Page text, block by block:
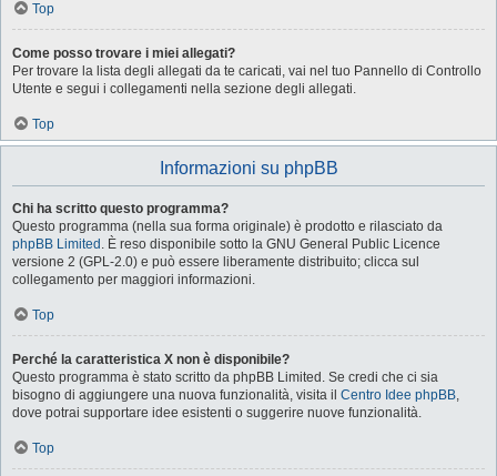
Top
Come posso trovare i miei allegati?
Per trovare la lista degli allegati da te caricati, vai nel tuo Pannello di Controllo
Utente e segui i collegamenti nella sezione degli allegati.
Top
Informazioni su phpBB
Chi ha scritto questo programma?
Questo programma (nella sua forma originale) è prodotto e rilasciato da
phpBB Limited . È reso disponibile sotto la GNU General Public Licence
versione 2 (GPL-2.0) e può essere liberamente distribuito; clicca sul
collegamento per maggiori informazioni.
Top
Perché la caratteristica X non è disponibile?
Questo programma è stato scritto da phpBB Limited. Se credi che ci sia
bisogno di aggiungere una nuova funzionalità, visita il Centro Idee phpBB,
dove potrai supportare idee esistenti o suggerire nuove funzionalità.
Top